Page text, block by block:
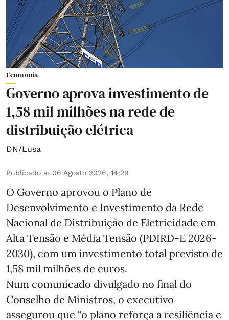
Economia
Governo aprova investimento de
1,58 mil milhões na rede de
distribuição elétrica
DN/Lusa
Publicado a: 06 Agosto 2026, 14:29
O Governo aprovou o Plano de
Desenvolvimento e Investimento da Rede
Nacional de Distribuição de Eletricidade em
Alta Tensão e Média Tensão (PDIRD-E 2026-
2030), com um investimento total previsto de
1,58 mil milhões de euros.
Num comunicado divulgado no final do
Conselho de Ministros, o executivo
assegurou que “o plano reforça a resiliência e